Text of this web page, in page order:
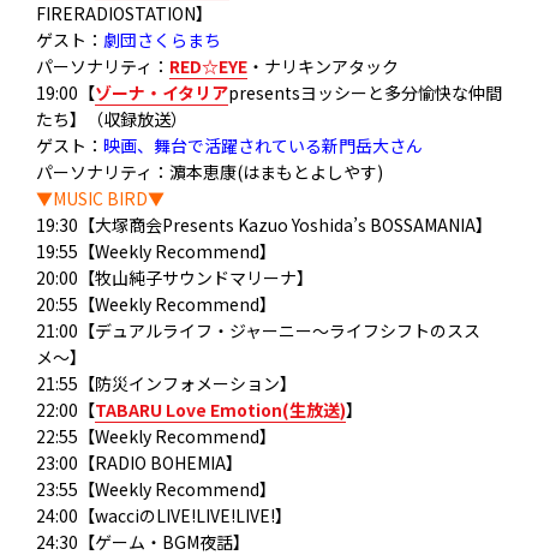
FIRERADIOSTATION】
ゲスト： 劇団さくらまち
パーソナリティ： RED☆EYE ・ナリキンアタック
19:00【ゾーナ・イタリアpresentsヨッシーと多分愉快な仲間
たち】（収録放送）
ゲスト： 映画、舞台で活躍されている新門岳大さん
パーソナリティ：濵本恵康(はまもとよしやす)
▼MUSIC BIRD▼
19:30【大塚商会Presents Kazuo Yoshida’s BOSSAMANIA】
19:55【Weekly Recommend】
20:00【牧山純子サウンドマリーナ】
20:55【Weekly Recommend】
21:00【デュアルライフ・ジャーニー〜ライフシフトのスス
メ〜】
21:55【防災インフォメーション】
22:00【TABARU Love Emotion(生放送)】
22:55【Weekly Recommend】
23:00【RADIO BOHEMIA】
23:55【Weekly Recommend】
24:00【wacciのLIVE!LIVE!LIVE!】
24:30【ゲーム・BGM夜話】